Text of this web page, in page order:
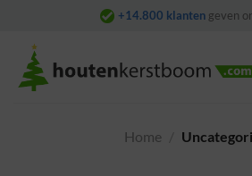
content
+14.800 klantengeven
Home